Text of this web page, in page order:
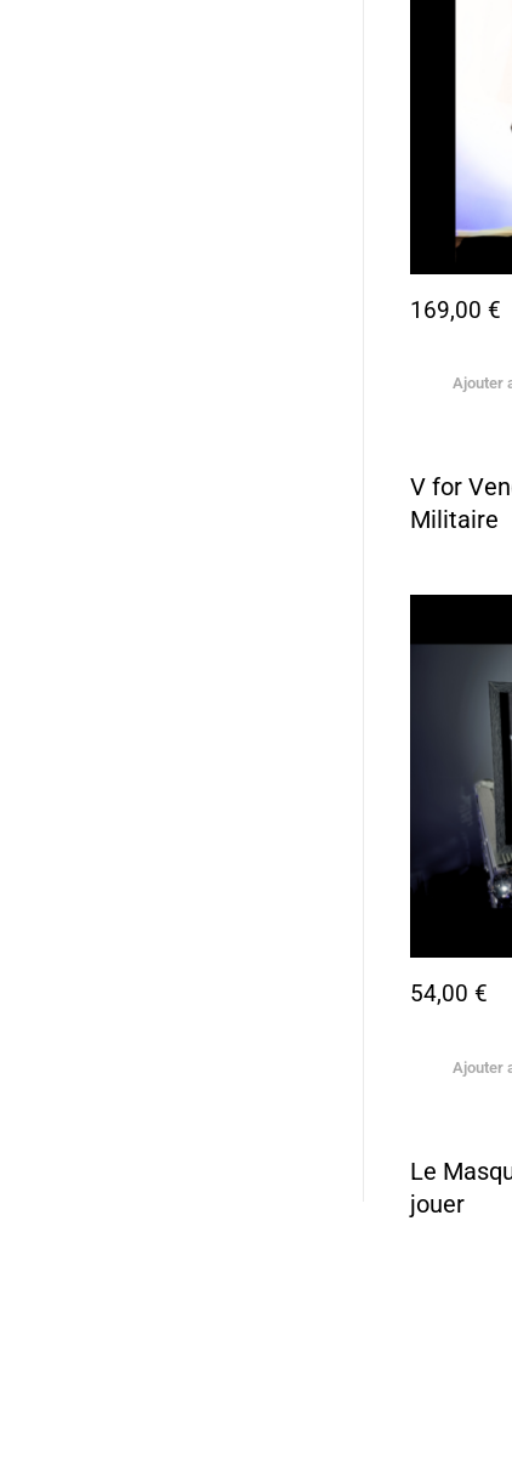
V for
Militaire
169,00 €
Ajouter
Le
jouer
54,00 €
Ajouter